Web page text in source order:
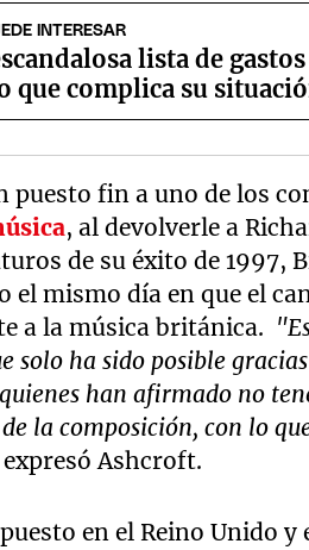
INTERESAR
lista de gastos
que complica su
puesto fin a uno de los
, al devolverle a
de su éxito de 1997,
el mismo día en que el
a la música británica.
ha sido posible
han afirmado no
la composición, con lo
expresó Ashcroft.
en el Reino Unido y